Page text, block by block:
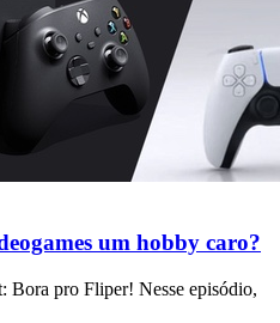
um hobby caro?
Bora pro Fliper! Nesse episódio,